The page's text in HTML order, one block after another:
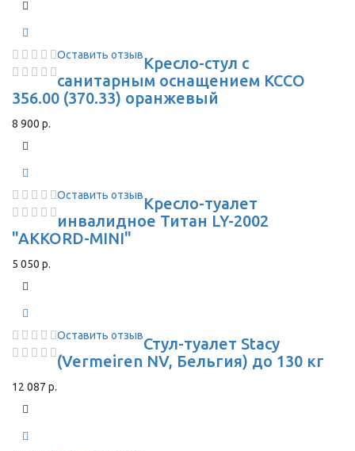
Оставить отзывКресло-стул с
санитарным оснащением КССО
356.00 (370.33) оранжевый
8 900 р.
Оставить отзывКресло-туалет
инвалидное Титан LY-2002
"AKKORD-MINI"
5 050 р.
Оставить отзывСтул-туалет Stacy
(Vermeiren NV, Бельгия) до 130 кг
12 087 р.